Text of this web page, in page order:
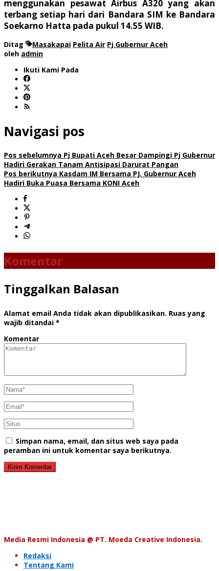
menggunakan pesawat Airbus A320 yang akan
terbang setiap hari dari Bandara SIM ke Bandara
Soekarno Hatta pada pukul 14.55 WIB.
Ditag Masakapai Pelita Air Pj Gubernur Aceh
oleh admin
Ikuti Kami Pada
Navigasi pos
Pos sebelumnya Pj Bupati Aceh Besar Dampingi Pj Gubernur
Hadiri Gerakan Tanam Antisipasi Darurat Pangan
Pos berikutnya Kasdam IM Bersama PJ. Gubernur Aceh
Hadiri Buka Puasa Bersama KONI Aceh
Komentar
Tinggalkan Balasan
Alamat email Anda tidak akan dipublikasikan. Ruas yang
wajib ditandai *
Komentar
Simpan nama, email, dan situs web saya pada
peramban ini untuk komentar saya berikutnya.
Media Resmi Indonesia @ PT. Moeda Creative Indonesia.
Redaksi
Tentang Kami